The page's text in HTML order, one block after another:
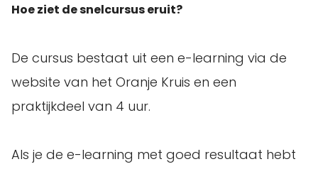
Hoe ziet de snelcursus eruit?
De cursus bestaat uit een e-learning via de
website van het Oranje Kruis en een
praktijkdeel van 4 uur.
Als je de e-learning met goed resultaat hebt